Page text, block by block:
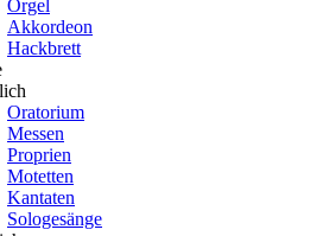
Orgel
Akkordeon
Hackbrett
Oratorium
Messen
Proprien
Motetten
Kantaten
Sologesänge